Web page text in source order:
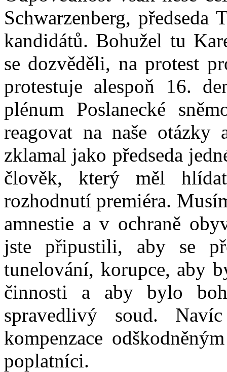
Schwarzenberg,
kandidátů. Bohužel tu
se dozvěděli, na protest
protestuje alespoň 16.
plénum Poslanecké
reagovat na naše
zklamal jako předseda
člověk, který měl
rozhodnutí premiéra.
amnestie a v ochraně
jste připustili, aby se
tunelování, korupce, aby
činnosti a aby bylo
spravedlivý soud.
kompenzace
poplatníci.